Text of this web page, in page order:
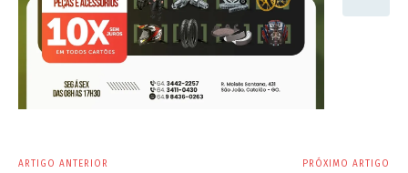
ARTIGO ANTERIOR PRÓXIMO ARTIGO